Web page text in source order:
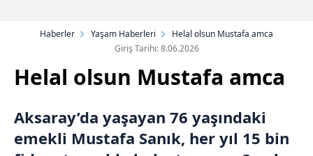
Haberler Yaşam Haberleri
Helal olsun Mustafa amca
Giriş Tarihi: 8.06.2026
Helal olsun Mustafa amca
Aksaray’da yaşayan 76 yaşındaki
emekli Mustafa Sanık, her yıl 15 bin